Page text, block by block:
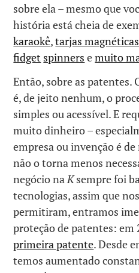
sobre ela – mesmo que
história está cheia de
karaokê,tarjas
fidget spinners emuito
Então, sobre as patentes.
é, de jeito nenhum, o
simples ou acessível. E
muito dinheiro –
empresa ou invenção é
não o torna menos
negócio naKsempre foi
tecnologias, assim que
permitiram, entramos
proteção de patentes: em
primeira patente. Desde
temos aumentado